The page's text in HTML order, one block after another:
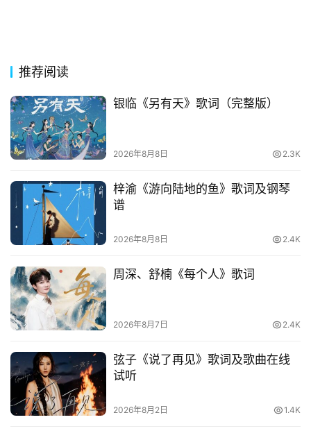
网
络
热
词
影
他
词
语
推荐阅读
银临《另有天》歌词（完整版）
2026年8月8日 2.3K
梓渝《游向陆地的鱼》歌词及钢琴
谱
2026年8月8日 2.4K
周深、舒楠《每个人》歌词
2026年8月7日 2.4K
弦子《说了再见》歌词及歌曲在线
试听
2026年8月2日 1.4K